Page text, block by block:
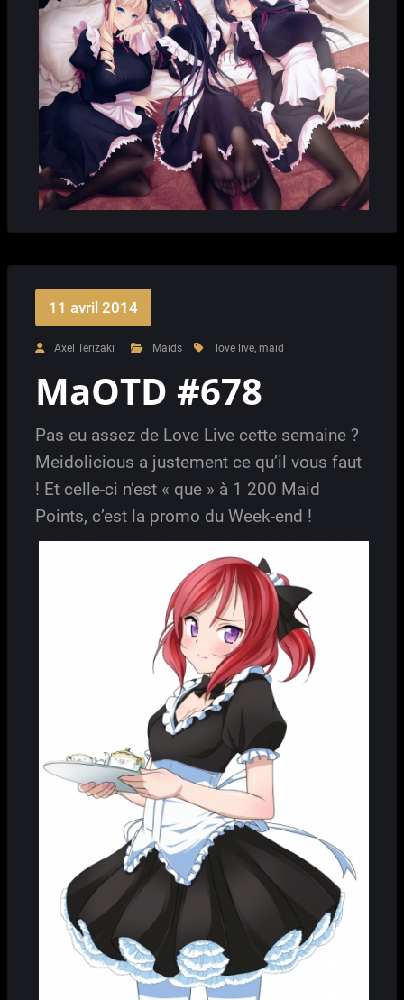
11 avril 2014
Axel Terizaki Maids love live, maid
MaOTD #678
Pas eu assez de Love Live cette semaine ?
Meidolicious a justement ce qu’il vous faut
! Et celle-ci n’est « que » à 1 200 Maid
Points, c’est la promo du Week-end !